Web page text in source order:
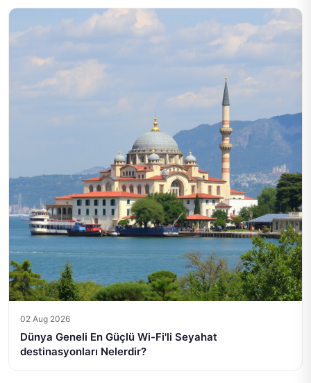
02 Aug 2026
Dünya Geneli En Güçlü Wi-Fi'li Seyahat
destinasyonları Nelerdir?